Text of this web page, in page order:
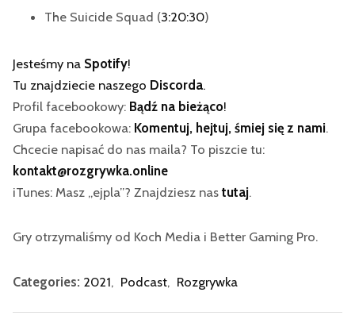
The Suicide Squad (3:20:30)
Jesteśmy na Spotify!
Tu znajdziecie naszego Discorda.
Profil facebookowy: Bądź na bieżąco!
Grupa facebookowa: Komentuj, hejtuj, śmiej się z nami.
Chcecie napisać do nas maila? To piszcie tu:
kontakt@rozgrywka.online
iTunes: Masz „ejpla”? Znajdziesz nastutaj.
Gry otrzymaliśmy od Koch Media i Better Gaming Pro.
Categories: 2021, Podcast, Rozgrywka